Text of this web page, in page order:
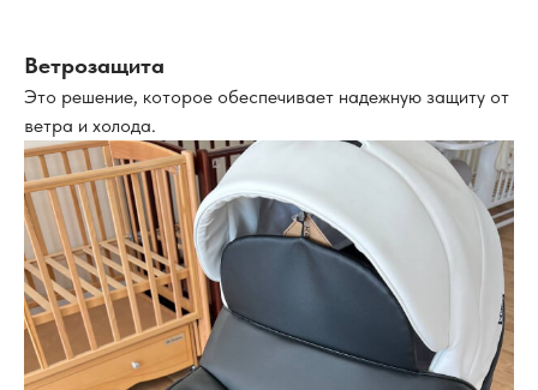
Ветрозащита
Это решение, которое обеспечивает надежную защиту от
ветра и холода.